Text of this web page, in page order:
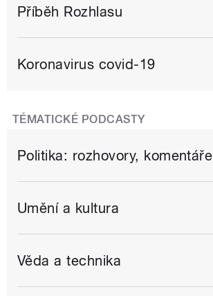
Příběh Rozhlasu
Koronavirus covid-19
TÉMATICKÉ PODCASTY
Politika: rozhovory, komentáře
Umění a kultura
Věda a technika